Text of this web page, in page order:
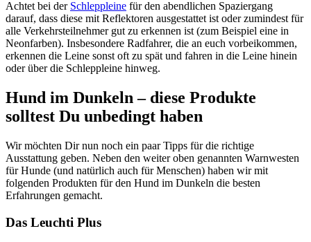
Achtet bei der Schleppleine für den abendlichen Spaziergang
darauf, dass diese mit Reflektoren ausgestattet ist oder zumindest für
alle Verkehrsteilnehmer gut zu erkennen ist (zum Beispiel eine in
Neonfarben). Insbesondere Radfahrer, die an euch vorbeikommen,
erkennen die Leine sonst oft zu spät und fahren in die Leine hinein
oder über die Schleppleine hinweg.
Hund im Dunkeln – diese Produkte
solltest Du unbedingt haben
Wir möchten Dir nun noch ein paar Tipps für die richtige
Ausstattung geben. Neben den weiter oben genannten Warnwesten
für Hunde (und natürlich auch für Menschen) haben wir mit
folgenden Produkten für den Hund im Dunkeln die besten
Erfahrungen gemacht.
Das Leuchti Plus